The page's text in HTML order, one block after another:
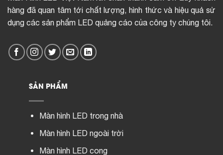
hàng đã quan tâm tới chất lượng, hình thức và hiệu quả sử
dụng các sản phẩm LED quảng cáo của công ty chúng tôi.
SẢN PHẨM
Màn hình LED trong nhà
Màn hình LED ngoài trời
Màn hình LED cong